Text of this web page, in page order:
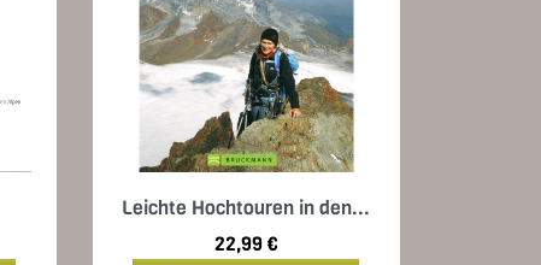
 Vorschau
Leichte Hochtouren in den...
Preis
22,99 €